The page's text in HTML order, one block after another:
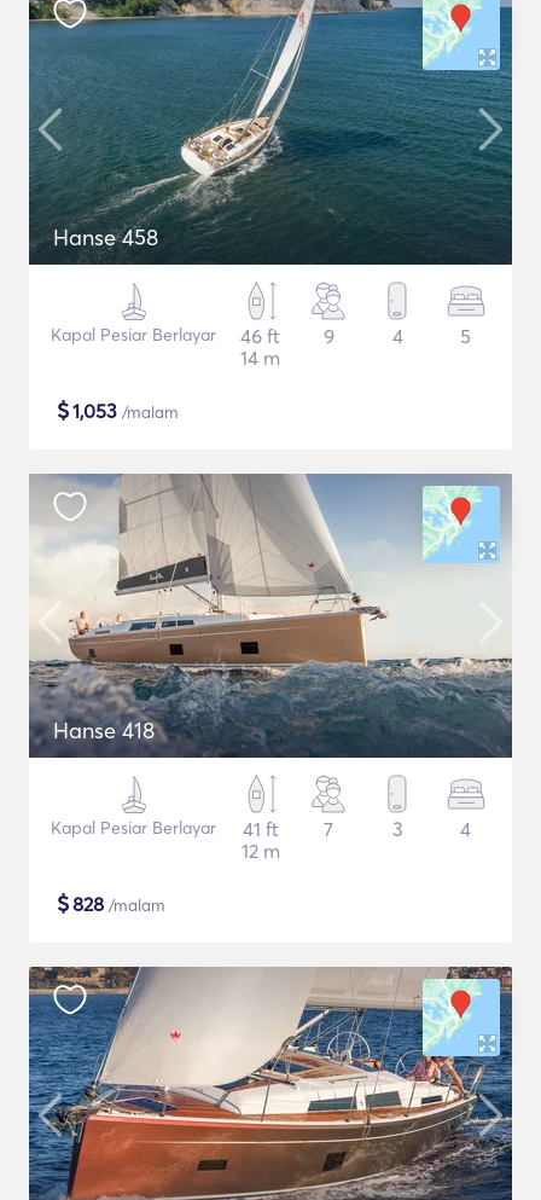
Hanse 458
Kapal Pesiar Berlayar
46 ft
14 m
9 4 5
$1,053 /malam
Hanse 418
Kapal Pesiar Berlayar
41 ft
12 m
7 3 4
$828 /malam